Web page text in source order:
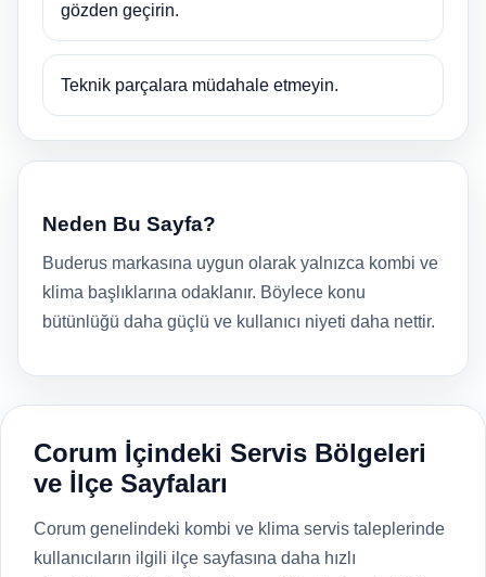
gözden geçirin.
Teknik parçalara müdahale etmeyin.
Neden Bu Sayfa?
Buderus markasına uygun olarak yalnızca kombi ve
klima başlıklarına odaklanır. Böylece konu
bütünlüğü daha güçlü ve kullanıcı niyeti daha nettir.
Corum İçindeki Servis Bölgeleri
ve İlçe Sayfaları
Corum genelindeki kombi ve klima servis taleplerinde
kullanıcıların ilgili ilçe sayfasına daha hızlı